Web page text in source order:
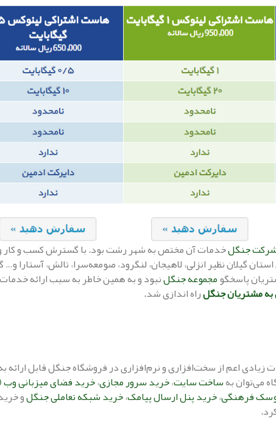
جنگلخدمات آن مختص به شهر رشت بود. با گسترش کسب و کار و
گیلان نظیر انزلی، لاهیجان، لنگرود، صومعه‌سرا، تالش،
پاسخگومجموعه جنگلنبود و به همین خاطر به سبب ارائه خدمات
مشتریان جنگلراه اندازی شد.
اعم از سخت‌افزاری و نرم‌افزاری در فروشگاه جنگل قابل
می‌توان بهساخت سایت،خرید سرور مجازی،خرید فضای میزبانی
فرهنگی،خرید پنل ارسال پیامک،خرید شبکه تعاملی جنگلو